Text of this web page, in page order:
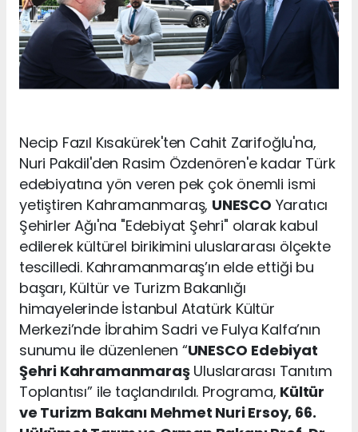
Necip Fazıl Kısakürek'ten Cahit Zarifoğlu'na,
Nuri Pakdil'den Rasim Özdenören'e kadar Türk
edebiyatına yön veren pek çok önemli ismi
yetiştiren Kahramanmaraş, UNESCO Yaratıcı
Şehirler Ağı'na "Edebiyat Şehri" olarak kabul
edilerek kültürel birikimini uluslararası ölçekte
tescilledi. Kahramanmaraş’ın elde ettiği bu
başarı, Kültür ve Turizm Bakanlığı
himayelerinde İstanbul Atatürk Kültür
Merkezi’nde İbrahim Sadri ve Fulya Kalfa’nın
sunumu ile düzenlenen “UNESCO Edebiyat
Şehri KahramanmaraşUluslararası Tanıtım
Toplantısı” ile taçlandırıldı. Programa, Kültür
ve Turizm Bakanı Mehmet Nuri Ersoy, 66.